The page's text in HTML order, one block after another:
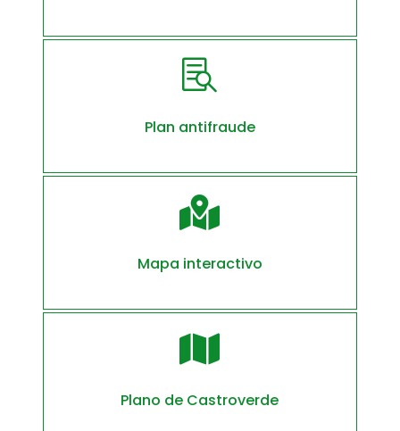

Plan antifraude

Mapa interactivo

Plano de Castroverde